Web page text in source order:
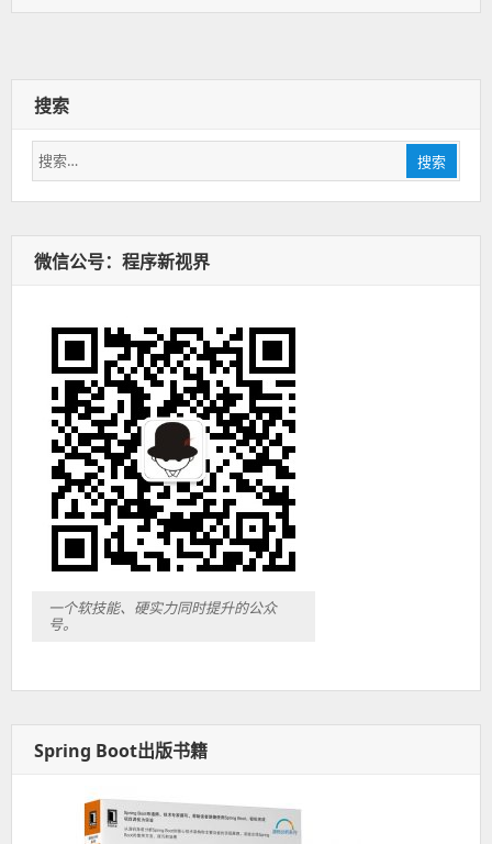
搜索
搜
索：
搜索
微信公号：程序新视界
一个软技能、硬实力同时提升的公众
号。
Spring Boot出版书籍